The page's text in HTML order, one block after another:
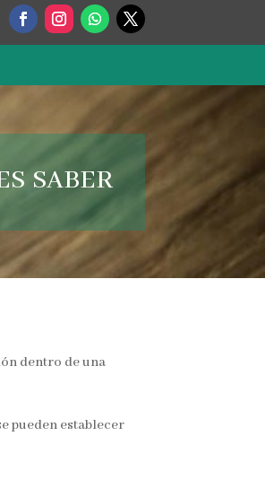
saber
dentro de una
pueden establecer